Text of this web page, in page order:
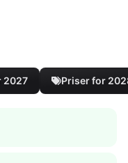
2027 Priser for